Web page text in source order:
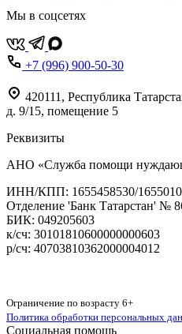
Мы в соцсетях
+7 (996) 900-50-30
420111 , Республика
д. 9/15, помещение 5
Реквизиты
АНО «Служба помощи
‌ИНН/КПП: 1655458530/
Отделение 'Банк Татарстан' №
БИК: 049205603
‌к/сч: 30101810600000000603
р/сч: 40703810362000004012
Ограничение по возрасту 6+
Политика обработки персональных
Социальная помощь